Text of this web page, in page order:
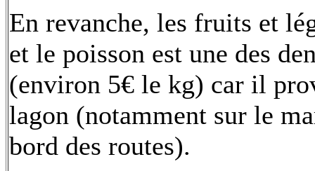
En revanche, les fruits et
et le poisson est une des
(environ 5€ le kg) car il
lagon (notamment sur le
bord des routes).